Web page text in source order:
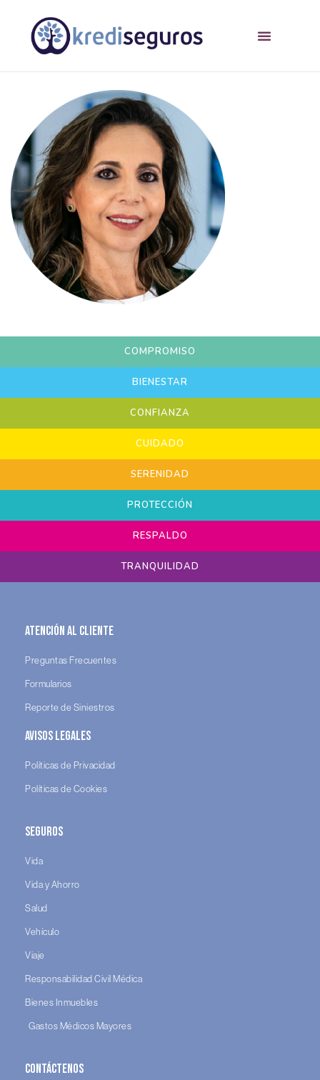
COMPROMISO
BIENESTAR
CONFIANZA
CUIDADO
SERENIDAD
PROTECCIÓN
RESPALDO
TRANQUILIDAD
Atención al Cliente
Preguntas Frecuentes
Formularios
Reporte de Siniestros
Avisos legales
Políticas de Privacidad
Políticas de Cookies
Seguros
Vida
Vida y Ahorro
Salud
Vehículo
Viaje
Responsabilidad Civil Médica
Bienes Inmuebles
Gastos Médicos Mayores
Contáctenos